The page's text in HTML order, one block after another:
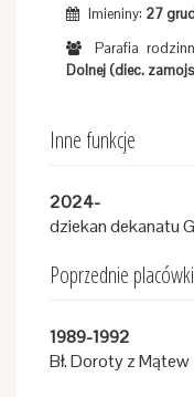
Imieniny: 27
Parafia
Dolnej (diec.
Inne funkcje
2024-
dziekan dekanatu
Poprzednie placówki
1989-1992
Bł. Doroty z Mątew